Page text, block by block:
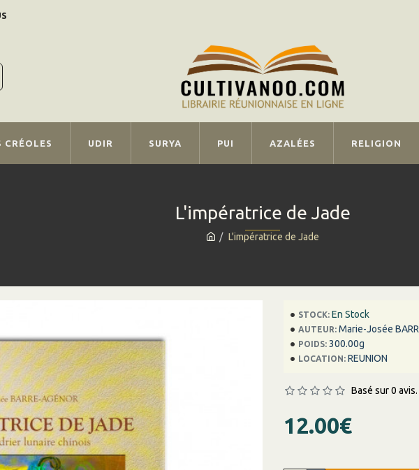
CRÉOLES UDIR SURYA PUI AZALÉES RELIGION
L'impératrice de Jade
L'impératrice de Jade
STOCK: En Stock
AUTEUR: Marie-Josée
POIDS: 300.00g
LOCATION: REUNION
Basé sur 0 avis.
12.00€